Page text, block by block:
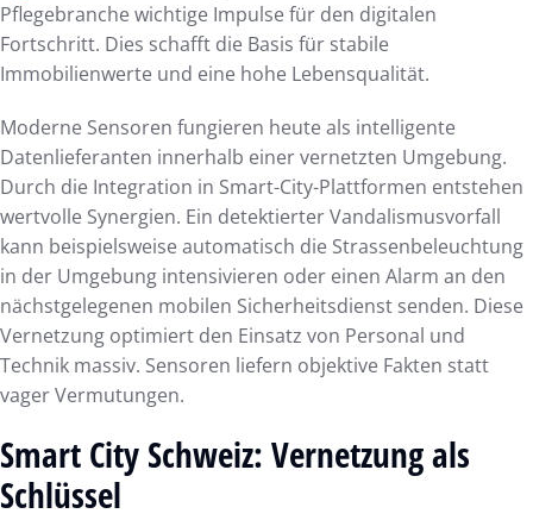
Pflegebranche wichtige Impulse für den digitalen
Fortschritt. Dies schafft die Basis für stabile
Immobilienwerte und eine hohe Lebensqualität.
Moderne Sensoren fungieren heute als intelligente
Datenlieferanten innerhalb einer vernetzten Umgebung.
Durch die Integration in Smart-City-Plattformen entstehen
wertvolle Synergien. Ein detektierter Vandalismusvorfall
kann beispielsweise automatisch die Strassenbeleuchtung
in der Umgebung intensivieren oder einen Alarm an den
nächstgelegenen mobilen Sicherheitsdienst senden. Diese
Vernetzung optimiert den Einsatz von Personal und
Technik massiv. Sensoren liefern objektive Fakten statt
vager Vermutungen.
Smart City Schweiz: Vernetzung als
Schlüssel